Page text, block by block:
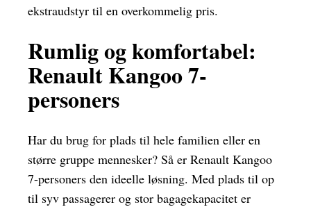
ekstraudstyr til en overkommelig pris.
Rumlig og komfortabel:
Renault Kangoo 7-
personers
Har du brug for plads til hele familien eller en
større gruppe mennesker? Så er Renault Kangoo
7-personers den ideelle løsning. Med plads til op
til syv passagerer og stor bagagekapacitet er